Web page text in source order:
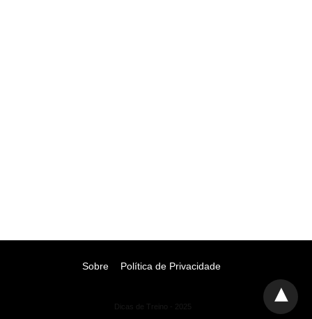
Sobre Política de Privacidade
Dicas de Treino - 2025